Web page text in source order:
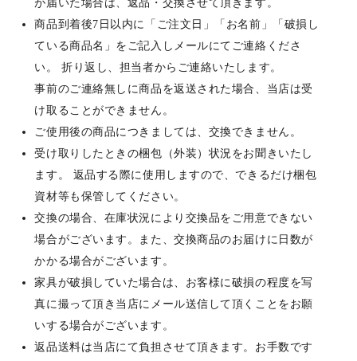
が届いた場合は、返品・交換させて頂きます。
商品到着後7日以内に「ご注文日」「お名前」「破損し
ている商品名」をご記入しメールにてご連絡くださ
い。 折り返し、担当者からご連絡いたします。
事前のご連絡無しに商品を返送された場合、当店は受
け取ることができません。
ご使用後の商品につきましては、交換できません。
受け取りしたときの梱包（外装）状況をお聞きいたし
ます。 返品する際に使用しますので、できるだけ梱包
資材等も保管してください。
交換の場合、在庫状況により交換品をご用意できない
場合がございます。また、交換商品のお届けに日数が
かかる場合がございます。
家具が破損していた場合は、お客様に破損の程度を写
真に撮って頂き当店にメール送信して頂くことをお願
いする場合がございます。
返品送料は当店にて負担させて頂きます。お手数です